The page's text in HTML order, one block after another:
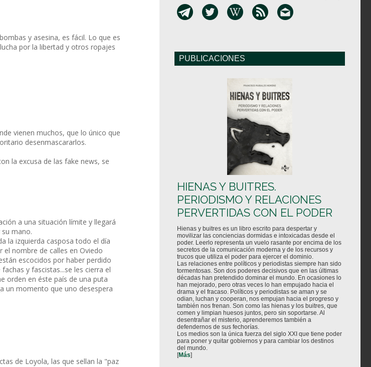
y asesina, es fácil. Lo que es
por la libertad y otros ropajes
vienen muchos, que lo único que
desenmascararlos.
la excusa de las fake news, se
a una situación límite y llegará
mano.
la izquierda casposa todo el día
nombre de calles en Oviedo
escocidos por haber perdido
y fascistas...se les cierra el
orden en éste país de una puta
un momento que uno desespera
de Loyola, las que sellan la "paz
PUBLICACIONES
HIENAS Y BUITRES.
PERIODISMO Y RELACIONES
PERVERTIDAS CON EL PODER
Hienas y buitres es un libro escrito para despertar y
movilizar las conciencias dormidas e intoxicadas desde el
poder. Leerlo representa un vuelo rasante por encima de los
secretos de la comunicación moderna y de los recursos y
trucos que utiliza el poder para ejercer el dominio.
Las relaciones entre políticos y periodistas siempre han sido
tormentosas. Son dos poderes decisivos que en las últimas
décadas han pretendido dominar el mundo. En ocasiones lo
han mejorado, pero otras veces lo han empujado hacia el
drama y el fracaso. Políticos y periodistas se aman y se
odian, luchan y cooperan, nos empujan hacia el progreso y
también nos frenan. Son como las hienas y los buitres, que
comen y limpian huesos juntos, pero sin soportarse. Al
desentrañar el misterio, aprenderemos también a
defendernos de sus fechorías.
Los medios son la única fuerza del siglo XXI que tiene poder
para poner y quitar gobiernos y para cambiar los destinos
del mundo.
[Más]